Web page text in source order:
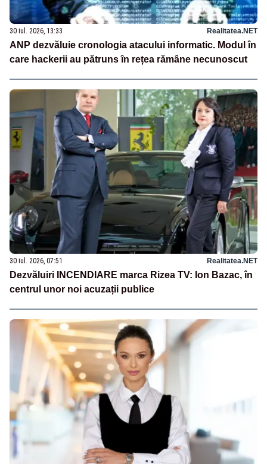
30 iul. 2026, 13:33 Realitatea.NET
ANP dezvăluie cronologia atacului informatic. Modul în
care hackerii au pătruns în rețea rămâne necunoscut
30 iul. 2026, 07:51 Realitatea.NET
Dezvăluiri INCENDIARE marca Rizea TV: Ion Bazac, în
centrul unor noi acuzații publice